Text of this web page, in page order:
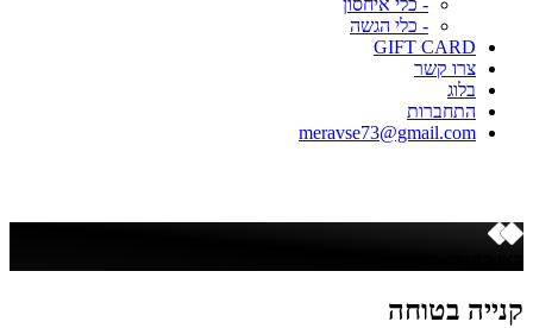
- כלי איחסון
- כלי הגשה
GIFT CARD
צרו קשר
בלוג
התחברות
meravse73@gmail.com
קנייה בטוחה